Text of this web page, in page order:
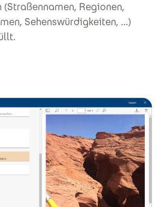
Regionen,
Sehenswürdigkeiten, ...)